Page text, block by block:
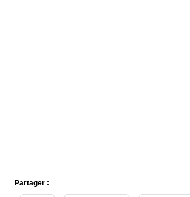
Partager :